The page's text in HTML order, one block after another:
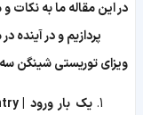
پردازیم و در آینده
ویزای توریستی شینگن سه
یک بار ورود | Single-entry: